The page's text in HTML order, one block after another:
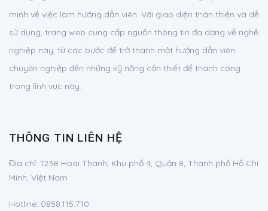
mình về việc làm hướng dẫn viên. Với giao diện thân thiện và dễ
sử dụng, trang web cung cấp nguồn thông tin đa dạng về nghề
nghiệp này, từ các bước để trở thành một hướng dẫn viên
chuyên nghiệp đến những kỹ năng cần thiết để thành công
trong lĩnh vực này.
THÔNG TIN LIÊN HỆ
Địa chỉ: 123B Hoài Thanh, Khu phố 4, Quận 8, Thành phố Hồ Chí
Minh, Việt Nam
Hotline: 0858.115.710